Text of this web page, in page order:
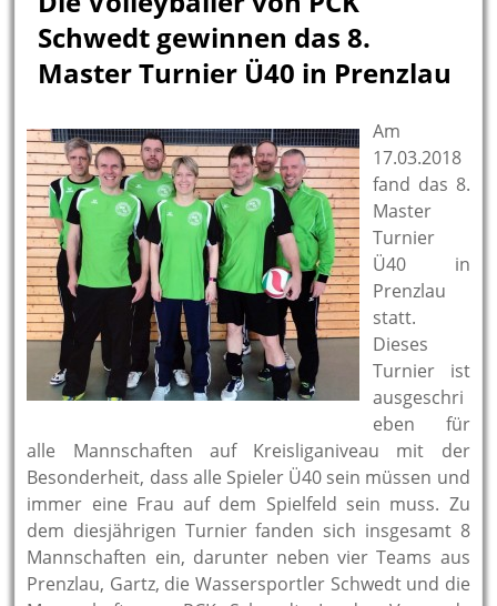
Schwedt gewinnen das 8.
Master Turnier Ü40 in Prenzlau
Am
17.03.2018
fand das 8.
Master
Turnier
Ü40 in
Prenzlau
statt.
Dieses
Turnier ist
ausgeschri
eben für
alle Mannschaften auf Kreisliganiveau mit der
Besonderheit, dass alle Spieler Ü40 sein müssen und
immer eine Frau auf dem Spielfeld sein muss. Zu
dem diesjährigen Turnier fanden sich insgesamt 8
Mannschaften ein, darunter neben vier Teams aus
Prenzlau, Gartz, die Wassersportler Schwedt und die